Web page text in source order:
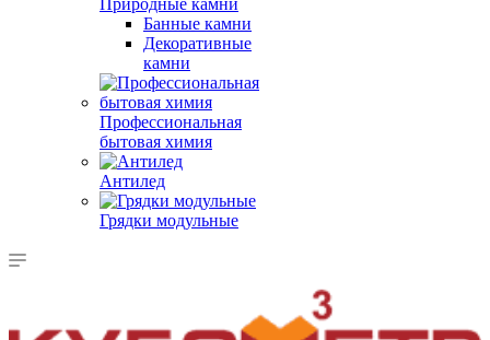
Природные камни
Банные камни
Декоративные
камни
Профессиональная
бытовая химия
Антилед
Грядки модульные